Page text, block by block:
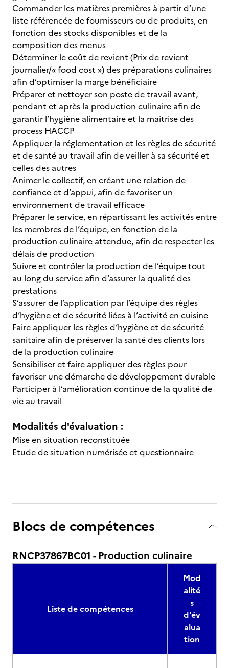
Commander les matières premières à partir d’une
liste référencée de fournisseurs ou de produits, en
fonction des stocks disponibles et de la
composition des menus
Déterminer le coût de revient (Prix de revient
journalier/« food cost ») des préparations culinaires
afin d’optimiser la marge bénéficiaire
Préparer et nettoyer son poste de travail avant,
pendant et après la production culinaire afin de
garantir l’hygiène alimentaire et la maitrise des
process HACCP
Appliquer la réglementation et les règles de sécurité
et de santé au travail afin de veiller à sa sécurité et
celles des autres
Animer le collectif, en créant une relation de
confiance et d’appui, afin de favoriser un
environnement de travail efficace
Préparer le service, en répartissant les activités entre
les membres de l’équipe, en fonction de la
production culinaire attendue, afin de respecter les
délais de production
Suivre et contrôler la production de l’équipe tout
au long du service afin d’assurer la qualité des
prestations
S’assurer de l’application par l’équipe des règles
d’hygiène et de sécurité liées à l’activité en cuisine
Faire appliquer les règles d’hygiène et de sécurité
sanitaire afin de préserver la santé des clients lors
de la production culinaire
Sensibiliser et faire appliquer des règles pour
favoriser une démarche de développement durable
Participer à l’amélioration continue de la qualité de
vie au travail
Modalités d'évaluation :
Mise en situation reconstituée
Etude de situation numérisée et questionnaire
Blocs de compétences
RNCP37867BC01 - Production culinaire
Liste de compétences
Mod
alité
s
d'év
alua
tion